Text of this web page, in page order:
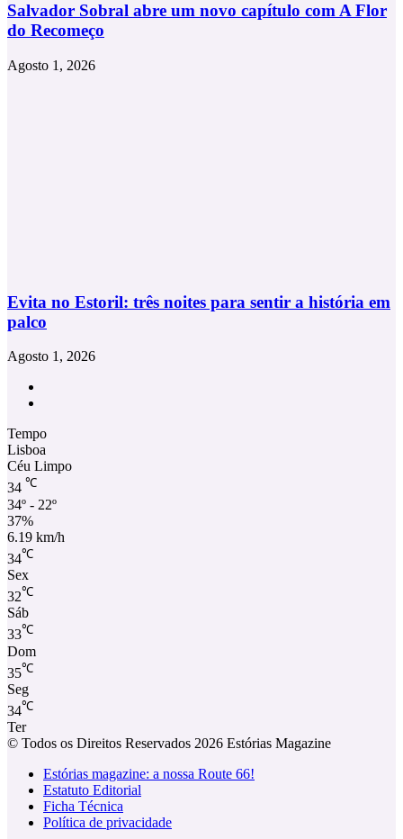
Salvador Sobral abre um novo capítulo com A Flor
do Recomeço
Agosto 1, 2026
Evita no Estoril: três noites para sentir a história em
palco
Agosto 1, 2026
Tempo
Lisboa
Céu Limpo
34 ℃
34º - 22º
37%
6.19 km/h
34℃
Sex
32℃
Sáb
33℃
Dom
35℃
Seg
34℃
Ter
© Todos os Direitos Reservados 2026 Estórias Magazine
Estórias magazine: a nossa Route 66!
Estatuto Editorial
Ficha Técnica
Política de privacidade